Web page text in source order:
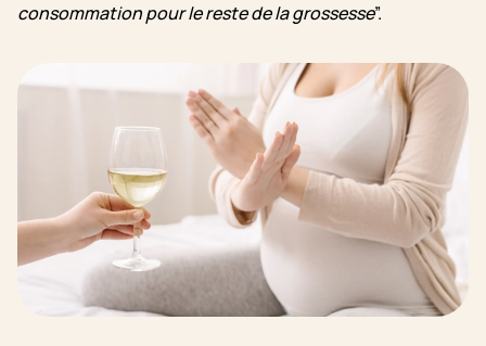
consommation pour le reste de la grossesse”.